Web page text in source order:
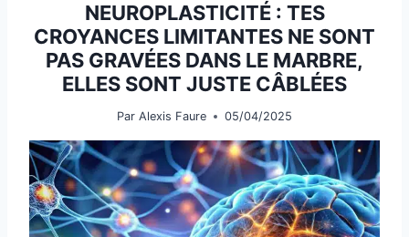
NEUROPLASTICITÉ : TES
CROYANCES LIMITANTES NE SONT
PAS GRAVÉES DANS LE MARBRE,
ELLES SONT JUSTE CÂBLÉES
Par Alexis Faure 05/04/2025